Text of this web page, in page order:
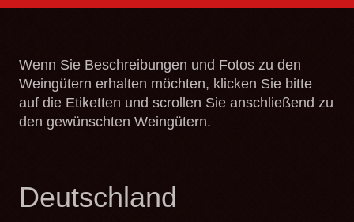
Wenn Sie Beschreibungen und Fotos zu den
Weingütern erhalten möchten, klicken Sie bitte
auf die Etiketten und scrollen Sie anschließend zu
den gewünschten Weingütern.
Deutschland